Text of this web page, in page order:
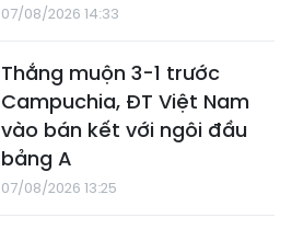
07/08/2026 14:33
Thắng muộn 3-1 trước
Campuchia, ĐT Việt Nam
vào bán kết với ngôi đầu
bảng A
07/08/2026 13:25